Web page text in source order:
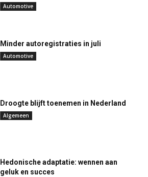
Automotive
Minder autoregistraties in juli
Automotive
Droogte blijft toenemen in Nederland
Algemeen
Hedonische adaptatie: wennen aan
geluk en succes